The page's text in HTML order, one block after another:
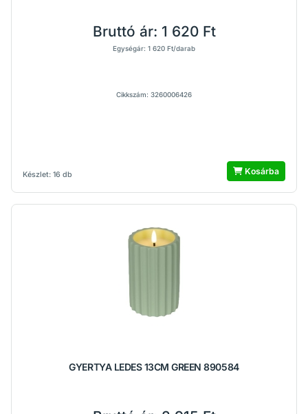
Készlet: 16 db
Bruttó ár: 1 620 Ft
Egységár: 1 620 Ft/darab
Cikkszám: 3260006426
Kosárba
GYERTYA LEDES 13CM GREEN 890584